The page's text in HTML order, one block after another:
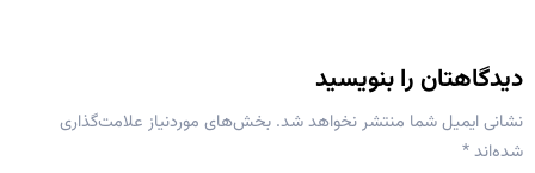
دیدگاهتان را بنویسید
نشانی ایمیل شما منتشر نخواهد شد. بخش‌های موردنیاز علامت‌گذاری
شده‌اند*